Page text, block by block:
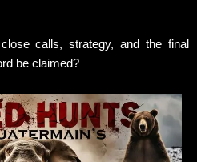
calls, strategy, and the final
be claimed?